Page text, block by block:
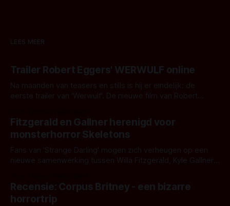
LEES MEER
Trailer Robert Eggers' WERWULF online
Na maanden van teasers en stills is hij er eindelijk: de
eerste trailer van 'Werwulf'. De nieuwe film van Robert
kille stijl vol folklore en mythe. Het topic deze keer is (kon
het het al raden?)... de weerwolf. Kijk je mee?
Fitzgerald en Gallner herenigd voor
monsterhorror Skeletons
Fans van 'Strange Darling' mogen zich verheugen op een
nieuwe samenwerking tussen Willa Fitzgerald, Kyle Gallner
'Skeletons', een nieuwe creature feature waarvoor de
opnames zijn gestart in Australië.
Recensie: Corpus Britney - een bizarre
horrortrip